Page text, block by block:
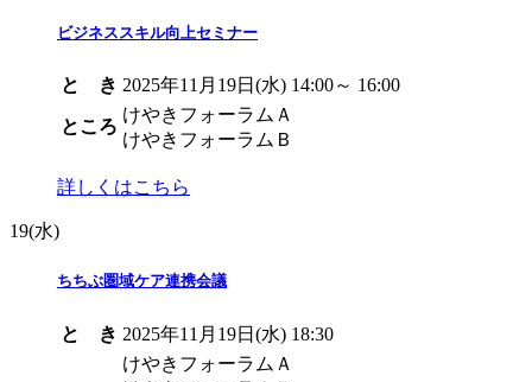
ビジネススキル向上セミナー
と き 2025年11月19日(水) 14:00～ 16:00
ところ
けやきフォーラムＡ
けやきフォーラムＢ
詳しくはこちら
19(水)
ちちぶ圏域ケア連携会議
と き 2025年11月19日(水) 18:30
けやきフォーラムＡ